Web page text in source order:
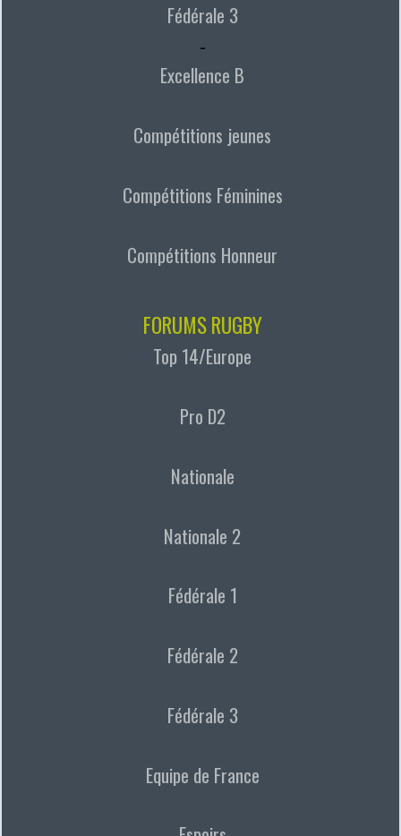
Fédérale 3
-
Excellence B
Compétitions jeunes
Compétitions Féminines
Compétitions Honneur
FORUMS RUGBY
Top 14/Europe
Pro D2
Nationale
Nationale 2
Fédérale 1
Fédérale 2
Fédérale 3
Equipe de France